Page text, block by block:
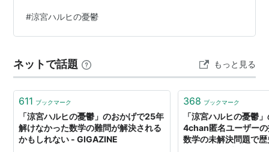
シリーズ構成：涼宮ハルヒと愉快な仲間たち
美術監督：田村せいき
色彩設定：石田奈央美
撮影監督：田中淑子
編集：重村建吾
音響監督：鶴岡陽太（楽音舎）
音楽：神前暁
くコ:彡感想です。
#涼宮ハルヒの憂鬱
ネットで話題 もっと見る
611 ブックマーク
「涼宮ハルヒの憂鬱」のおかげで25年
解けなかった数学の難問が解決される
かもしれない - GIGAZINE
368 ブックマーク
「涼宮ハルヒの憂鬱
4chan匿名ユーザー
数学の未解決問題で